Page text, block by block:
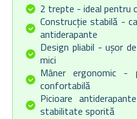
2 trepte - ideal pentru
Construcție stabilă -
antiderapante
Design pliabil - ușor
mici
Mâner ergonomic -
confortabilă
Picioare
stabilitate sporită